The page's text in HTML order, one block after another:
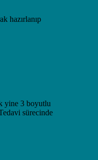
hazırlanıp
yine 3 boyutlu
sürecinde